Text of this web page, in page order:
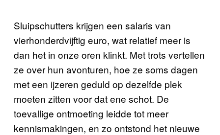
Sluipschutters krijgen een salaris van
vierhonderdvijftig euro, wat relatief meer is
dan het in onze oren klinkt. Met trots vertellen
ze over hun avonturen, hoe ze soms dagen
met een ijzeren geduld op dezelfde plek
moeten zitten voor dat ene schot. De
toevallige ontmoeting leidde tot meer
kennismakingen, en zo ontstond het nieuwe